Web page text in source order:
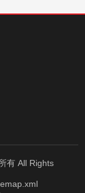
有 All Rights